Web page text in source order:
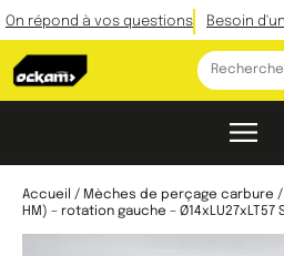
On répond à vos questions Besoin
Accueil / Mèches de perçage carbure /
HM) – rotation gauche – Ø14xLU27xLT57